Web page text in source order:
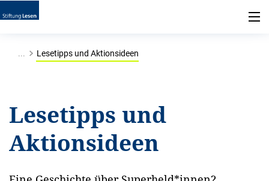
... Lesetipps und Aktionsideen
Lesetipps und
Aktionsideen